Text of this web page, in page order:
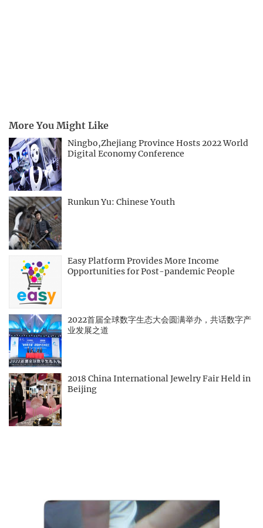
More You Might Like
Ningbo,Zhejiang Province Hosts 2022 World
Digital Economy Conference
Runkun Yu: Chinese Youth
Easy Platform Provides More Income
Opportunities for Post-pandemic People
2022首届全球数字生态大会圆满举办，共话数字产
业发展之道
2018 China International Jewelry Fair Held in
Beijing